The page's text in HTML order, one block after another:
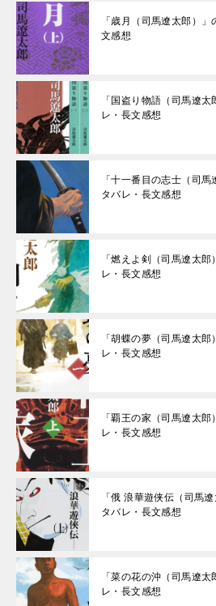
「歳月（司馬遼太郎）
文感想
「国盗り物語（司馬遼
レ・長文感想
「十一番目の志士（司
タバレ・長文感想
「燃えよ剣（司馬遼太
レ・長文感想
「胡蝶の夢（司馬遼太
レ・長文感想
「覇王の家（司馬遼太
レ・長文感想
「俄 浪華遊侠伝（司馬
タバレ・長文感想
「菜の花の沖（司馬遼
レ・長文感想